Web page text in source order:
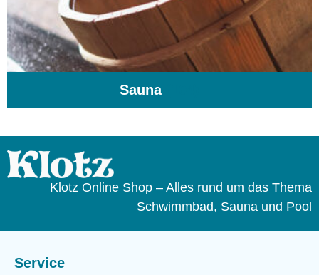
Sauna
Klotz Online Shop – Alles rund um das Thema
Schwimmbad, Sauna und Pool
Service